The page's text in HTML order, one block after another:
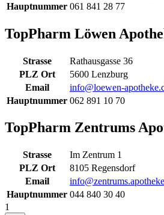
Hauptnummer 061 841 28 77
TopPharm Löwen
Strasse
Rathausgasse 36
PLZ Ort
5600 Lenzburg
Email
info@loewen-
Hauptnummer 062 891 10 70
TopPharm Zentrums
Strasse
Im Zentrum 1
PLZ Ort
8105 Regensdorf
Email
Hauptnummer 044 840 30 40
1